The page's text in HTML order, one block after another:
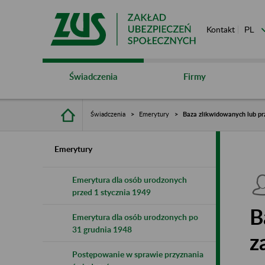
Kontakt
Świadczenia Firmy
Świadczenia Emerytury Baza zlikwidowanych lub
Emerytury
Emerytura dla osób urodzonych
przed 1 stycznia 1949
Emerytura dla osób urodzonych po
31 grudnia 1948
Postępowanie w sprawie przyznania